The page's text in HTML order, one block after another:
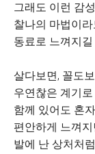
그래도 이런 감
찰나의 마법이
동료로 느껴지
살다보면, 꼴도
우연찮은 계기
함께 있어도 혼
편안하게 느껴
발에 난 상처처